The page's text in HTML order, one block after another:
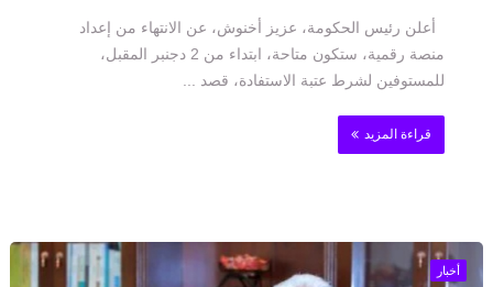
أعلن رئيس الحكومة، عزيز أخنوش، عن الانتهاء من إعداد
منصة رقمية، ستكون متاحة، ابتداء من 2 دجنبر المقبل،
للمستوفين لشرط عتبة الاستفادة، قصد ...
قراءة المزيد
أخبار